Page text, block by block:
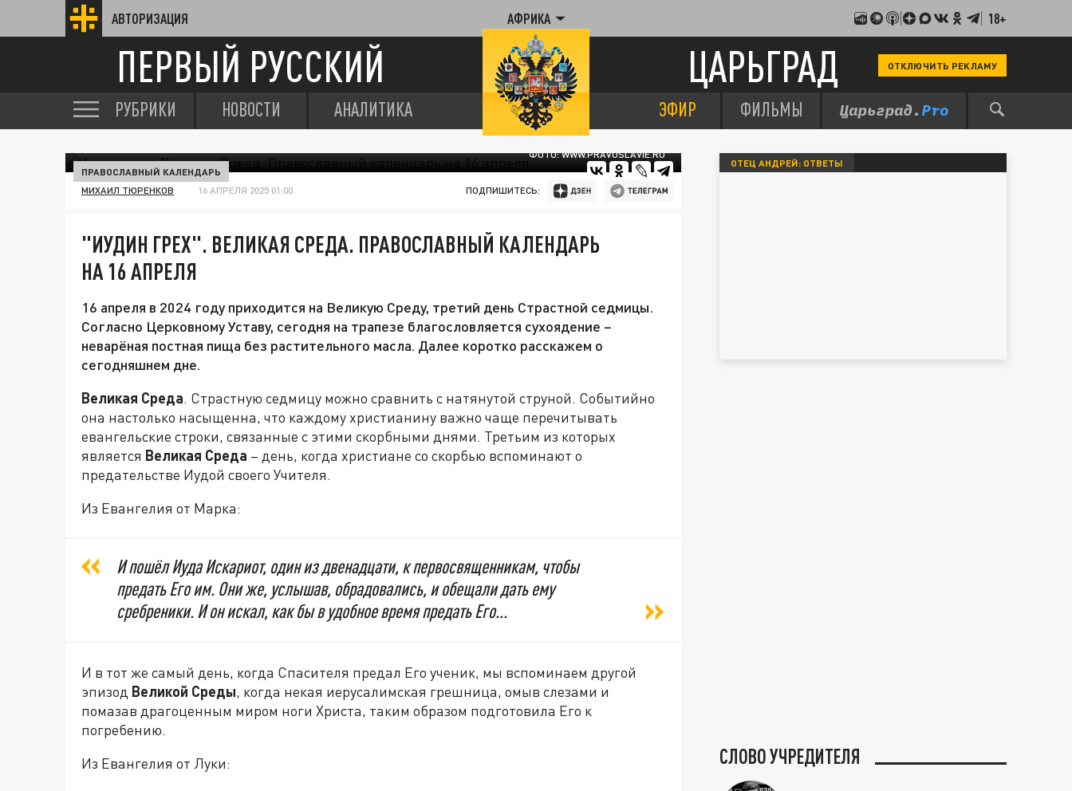
АВТОРИЗАЦИЯ АФРИКА 18+
ПЕРВЫЙ РУССКИЙ ЦАРЬГРАД ОТКЛЮЧИТЬ РЕКЛАМУ
РУБРИКИ НОВОСТИ АНАЛИТИКА ЭФИР ФИЛЬМЫ
ФОТО: WWW.PRAVOSLAVIE.RU
ПРАВОСЛАВНЫЙ КАЛЕНДАРЬ
МИХАИЛ ТЮРЕНКОВ 16 АПРЕЛЯ 2025 01:00 ПОДПИШИТЕСЬ:
"ИУДИН ГРЕХ". ВЕЛИКАЯ СРЕДА. ПРАВОСЛАВНЫЙ КАЛЕНДАРЬ
НА 16 АПРЕЛЯ
16 апреля в 2024 году приходится на Великую Среду, третий день Страстной седмицы.
Согласно Церковному Уставу, сегодня на трапезе благословляется сухоядение –
неварёная постная пища без растительного масла. Далее коротко расскажем о
сегодняшнем дне.
Великая Среда. Страстную седмицу можно сравнить с натянутой струной. Событийно
она настолько насыщенна, что каждому христианину важно чаще перечитывать
евангельские строки, связанные с этими скорбными днями. Третьим из которых
является Великая Среда – день, когда христиане со скорбью вспоминают о
предательстве Иудой своего Учителя.
Из Евангелия от Марка:
И пошёл Иуда Искариот, один из двенадцати, к первосвященникам, чтобы
предать Его им. Они же, услышав, обрадовались, и обещали дать ему
сребреники. И он искал, как бы в удобное время предать Его...
И в тот же самый день, когда Спасителя предал Его ученик, мы вспоминаем другой
эпизод Великой Среды, когда некая иерусалимская грешница, омыв слезами и
помазав драгоценным миром ноги Христа, таким образом подготовила Его к
погребению.
Из Евангелия от Луки:
ОТЕЦ АНДРЕЙ: ОТВЕТЫ
СЛОВО УЧРЕДИТЕЛЯ